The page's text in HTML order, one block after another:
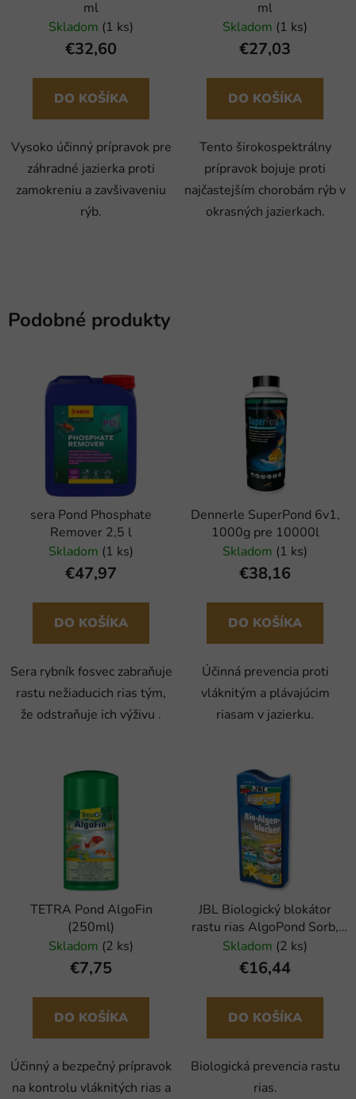
ml
Skladom (1 ks)
€32,60
DO KOŠÍKA
Vysoko účinný prípravok pre
záhradné jazierka proti
zamokreniu a zavšivaveniu
rýb.
ml
Skladom (1 ks)
€27,03
DO KOŠÍKA
Tento širokospektrálny
prípravok bojuje proti
najčastejším chorobám rýb v
okrasných jazierkach.
Podobné produkty
sera Pond Phosphate
Remover 2,5 l
Skladom (1 ks)
€47,97
DO KOŠÍKA
Sera rybník fosvec zabraňuje
rastu nežiaducich rias tým,
že odstraňuje ich výživu .
Dennerle SuperPond 6v1,
1000g pre 10000l
Skladom (1 ks)
€38,16
DO KOŠÍKA
Účinná prevencia proti
vláknitým a plávajúcim
riasam v jazierku.
TETRA Pond AlgoFin
(250ml)
Skladom (2 ks)
€7,75
DO KOŠÍKA
Účinný a bezpečný prípravok
na kontrolu vláknitých rias a
JBL Biologický blokátor
rastu rias AlgoPond Sorb,
500ml
Skladom (2 ks)
€16,44
DO KOŠÍKA
Biologická prevencia rastu
rias.